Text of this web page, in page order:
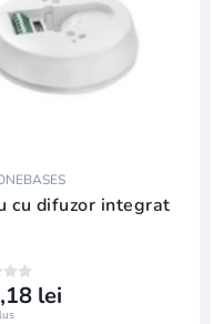
cu difuzor integrat
lei